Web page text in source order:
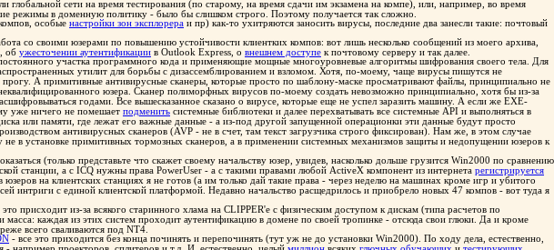
сети на время тестирования (по старому, на время сдачи им экзамена на компе), или, например, во время
режимы в доменную политику - было бы слишком строго. Поэтому получается так сложно.
особые настройки зон эксплорера и пр) как-то ухитряются заносить вирусы, последние два занесли такие: почтовый
со своими юзерами по повышению устойчивости клиентких компов: вот лишь несколько сообщений из моего архива,
об ужесточении аутентификации в Outlook Express, о внешнем доступе к почтовому серверу и так далее.
участка программного кода и применяющие мощные многоуровневые алгоритмы шифрования своего тела. Для
утилит для борьбы с дизассемблированием и взломом. Хотя, по-моему, чаще вирусы пишутся не
А примитивные антивирусные сканеры, которые просто по шаблону-маске просматривают файлы, принципиально не
юзера. Сканер полиморфных вирусов по-моему создать невозможно принципиально, хотя бы из-за
годами. Все вышесказанное сказано о вирусе, которые еще не успел заразить машину. А если же EXE-
уже ничего не помешает подменить системные библиотеки и далее перехватывать все системные API и выполняться в
или памяти, где лежат его важные данные - а из-под другой запущенной операционки эти данные будут просто
антивирусных сканеров (AVP - не в счет, там текст загрузчика строго фиксирован). Нам же, в этом случае
в установке примитивных тормозных сканеров, а в применении системных механизмов защиты и недопущении юзеров к
(только представьте что скажет своему начальству юзер, увидев, насколько дольше грузится Win2000 по сравнению
станции, а с ICQ нужны права PowerUser - а с такими правами любой ActiveX компонент из интернета регистрируется
на клиентских станциях я не готов (а им только дай такие права - через неделю на машинах кроме игр и убитого
интриги c единой клиентской платформой. Недавно начальство расщедрилось и приобрело новых 47 компов - вот туда я
из-за всякого старинного хлама на CLIPPER'е с физическим доступом к дискам (типа расчетов по
каждая из этих систем проходит аутентификацию в домене по своей тропинке - отсюда свои глюки. Да и кроме
всего сваливаются под NT4.
- все это приходится без конца починять и перепочинять (тут уж не до установки Win2000). По ходу дела, естественно,